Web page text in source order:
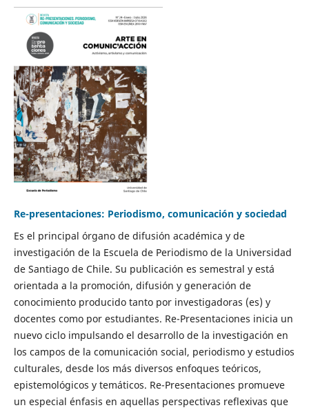
Re-presentaciones: Periodismo, comunicación y sociedad
Es el principal órgano de difusión académica y de
investigación de la Escuela de Periodismo de la Universidad
de Santiago de Chile. Su publicación es semestral y está
orientada a la promoción, difusión y generación de
conocimiento producido tanto por investigadoras (es) y
docentes como por estudiantes. Re-Presentaciones inicia un
nuevo ciclo impulsando el desarrollo de la investigación en
los campos de la comunicación social, periodismo y estudios
culturales, desde los más diversos enfoques teóricos,
epistemológicos y temáticos. Re-Presentaciones promueve
un especial énfasis en aquellas perspectivas reflexivas que